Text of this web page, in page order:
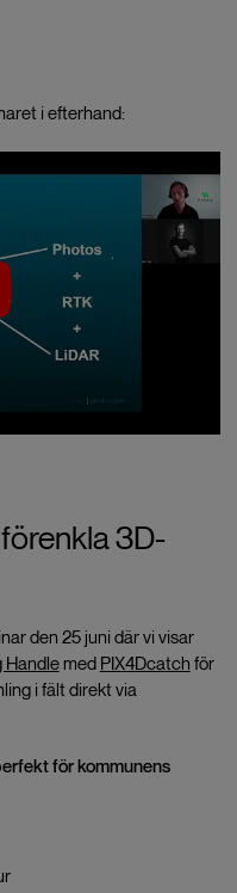
i efterhand:
3D-
den 25 juni där vi visar
Handlemed PIX4Dcatch för
i fält direkt via
för kommunens